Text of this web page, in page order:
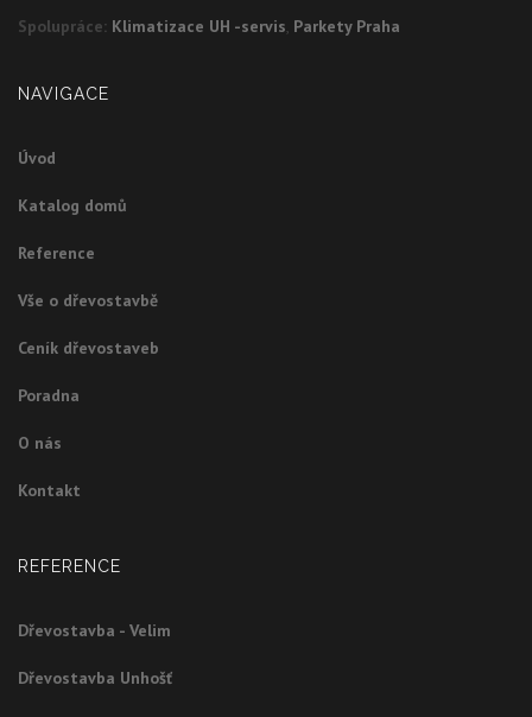
Spolupráce: Klimatizace UH -servis, Parkety Praha
NAVIGACE
Úvod
Katalog domů
Reference
Vše o dřevostavbě
Ceník dřevostaveb
Poradna
O nás
Kontakt
REFERENCE
Dřevostavba - Velim
Dřevostavba Unhošť